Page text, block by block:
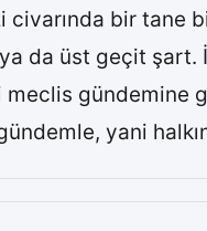
civarında bir tane
da üst geçit şart.
gündemine
yani